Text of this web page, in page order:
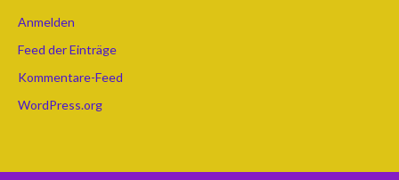
Anmelden
Feed der Einträge
Kommentare-Feed
WordPress.org